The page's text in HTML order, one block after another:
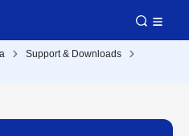
Support & Downloads